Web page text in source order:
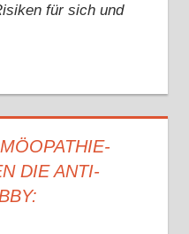
für sich und
DIE ANTI-